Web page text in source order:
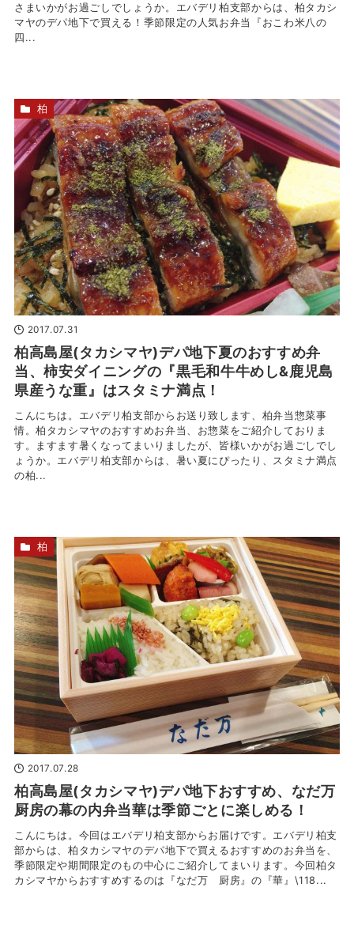
さまいかがお過ごしでしょうか。エバデリ柏支部からは、柏タカシ
マヤのデパ地下で買える！季節限定の人気お弁当『おこわ米八の
四...
2017.07.31
柏高島屋(タカシマヤ)デパ地下夏のおすすめ弁
当、柿安ダイニングの『黒毛和牛牛めし&鹿児島
県産うな重』はスタミナ満点！
こんにちは。エバデリ柏支部からお送り致します、柏弁当惣菜事
情。柏タカシマヤのおすすめお弁当、お惣菜をご紹介しておりま
す。ますます暑くなってまいりましたが、皆様いかがお過ごしでし
ょうか。エバデリ柏支部からは、暑い夏にぴったり、スタミナ満点
の柏...
柏
2017.07.28
柏高島屋(タカシマヤ)デパ地下おすすめ、なだ万
厨房の幕の内弁当華は季節ごとに楽しめる！
こんにちは。今回はエバデリ柏支部からお届けです。エバデリ柏支
部からは、柏タカシマヤのデパ地下で買えるおすすめのお弁当を、
季節限定や期間限定のもの中心にご紹介してまいります。今回柏タ
カシマヤからおすすめするのは『なだ万 厨房』の『華』\118...
柏